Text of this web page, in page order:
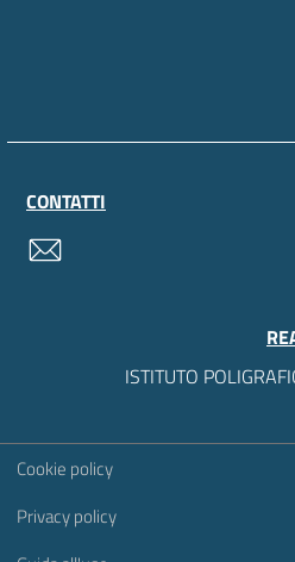
CONTATTI
ISTITUTO
Sezione Link Utili
Cookie policy
Privacy policy